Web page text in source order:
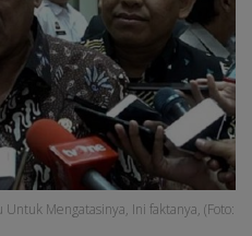
Mengatasinya, Ini faktanya, (Foto: